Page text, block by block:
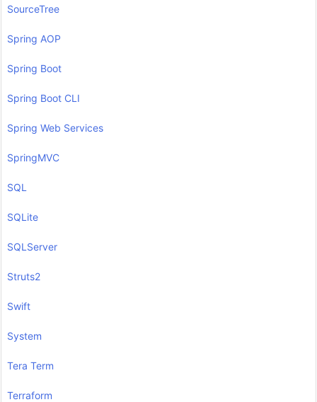
SourceTree
Spring AOP
Spring Boot
Spring Boot CLI
Spring Web Services
SpringMVC
SQL
SQLite
SQLServer
Struts2
Swift
System
Tera Term
Terraform